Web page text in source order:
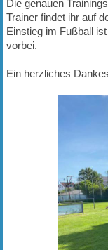
Die genauen
Trainer findet ihr auf
Einstieg im Fußball
vorbei.
Ein herzliches